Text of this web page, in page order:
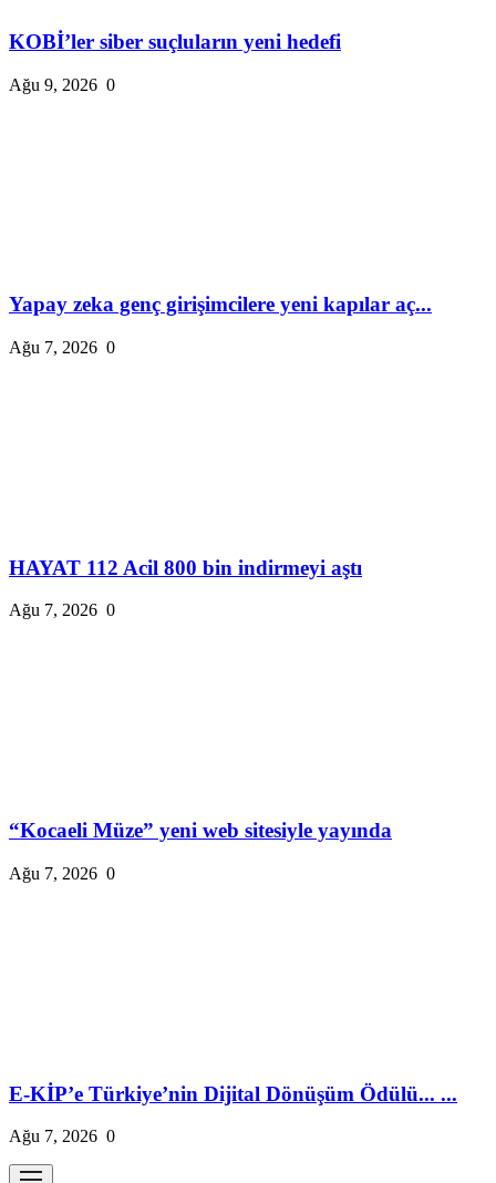
KOBİ’ler siber suçluların yeni hedefi
Ağu 9, 2026 0
Yapay zeka genç girişimcilere yeni kapılar aç...
Ağu 7, 2026 0
HAYAT 112 Acil 800 bin indirmeyi aştı
Ağu 7, 2026 0
“Kocaeli Müze” yeni web sitesiyle yayında
Ağu 7, 2026 0
E-KİP’e Türkiye’nin Dijital Dönüşüm Ödülü... ...
Ağu 7, 2026 0